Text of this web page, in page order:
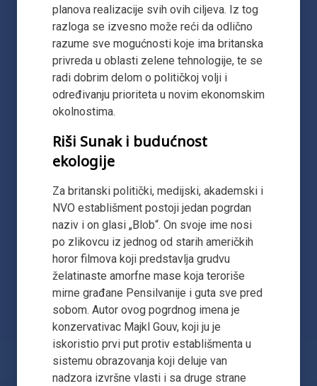
planova realizacije svih ovih ciljeva. Iz tog
razloga se izvesno može reći da odlično
razume sve mogućnosti koje ima britanska
privreda u oblasti zelene tehnologije, te se
radi dobrim delom o političkoj volji i
određivanju prioriteta u novim ekonomskim
okolnostima.
Riši Sunak i budućnost
ekologije
Za britanski politički, medijski, akademski i
NVO establišment postoji jedan pogrdan
naziv i on glasi „Blob“. On svoje ime nosi
po zlikovcu iz jednog od starih američkih
horor filmova koji predstavlja grudvu
želatinaste amorfne mase koja teroriše
mirne građane Pensilvanije i guta sve pred
sobom. Autor ovog pogrdnog imena je
konzervativac Majkl Gouv, koji ju je
iskoristio prvi put protiv establišmenta u
sistemu obrazovanja koji deluje van
nadzora izvršne vlasti i sa druge strane